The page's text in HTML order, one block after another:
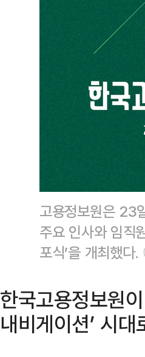
고용정보원은 23
주요 인사와 임직
포식’을 개최했
한국고용정보원
내비게이션’ 시